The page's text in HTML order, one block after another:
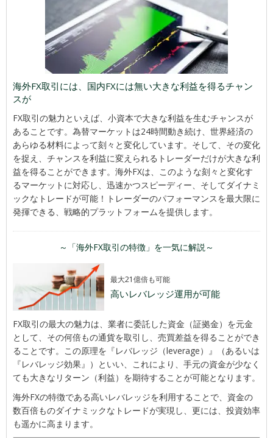
海外FX取引には、国内FXには無い大きな利益を得るチャン
スが
FX取引の魅力といえば、小資本で大きな利益を生むチャンスが
あることです。為替マーケットは24時間動き続け、世界経済の
あらゆる材料によって刻々と変化しています。そして、その変化
を捉え、チャンスを利益に変えられるトレーダーだけが大きな利
益を得ることができます。海外FXは、このような刻々と変化す
るマーケットに対応し、迅速かつスピーディー、そしてダイナミ
ックなトレードが可能！トレーダーのパフォーマンスを最大限に
発揮できる、戦略的プラットフォームを提供します。
～「海外FX取引の特徴」を一気に解説～
最大21億倍も可能
高いレバレッジ運用が可能
FX取引の最大の魅力は、業者に委託した資金（証拠金）を元金
として、その何倍もの通貨を取引し、売買差益を得ることができ
ることです。この原理を『レバレッジ（leverage）』（あるいは
『レバレッジ効果』）といい、これにより、手元の資金が少なく
ても大きなリターン（利益）を期待することが可能となります。
海外FXの特徴である高いレバレッジを利用することで、資金の
数百倍ものダイナミックなトレードが実現し、更には、投資効率
も遥かに高まります。